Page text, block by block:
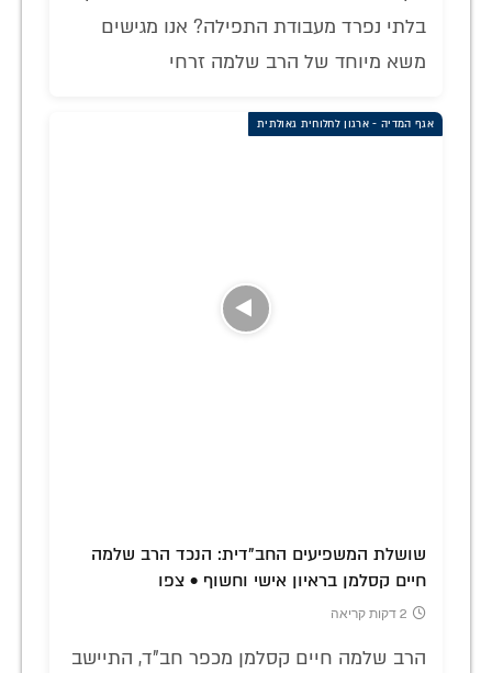
בלתי נפרד מעבודת התפילה? אנו מגישים
משא מיוחד של הרב שלמה זרחי
אגף המדיה - ארגון לחלוחית גאולתית
שושלת המשפיעים החב"דית: הנכד הרב שלמה
חיים קסלמן בראיון אישי וחשוף • צפו
2 דקות קריאה
הרב שלמה חיים קסלמן מכפר חב"ד, התיישב